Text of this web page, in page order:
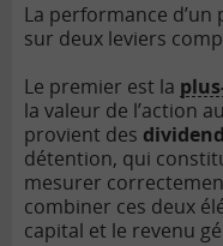
La performance
sur deux leviers
Le premier est la
la valeur de l’action
provient des
détention, qui
mesurer
combiner ces deux
capital et le revenu